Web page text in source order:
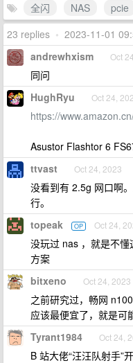
全闪
NAS pcie
23 replies • 2023-11-01
andrewhxism Oct
同问
HughRyu Oct 24,
https://
Asustor Flashtor 6
ttvast Oct 24, 2023
没看到有 2.5g 网口啊
行。
topeak OP Oct 24,
没玩过 nas ，就是不
方案
bitxeno Oct 24, 2023
之前研究过，畅网
应该最便宜了，就是可
Tyrant1984 Oct 24,
B 站大佬“汪汪队射手”